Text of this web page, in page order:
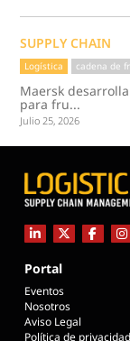
SUPPLY CHAIN
Logística cadena de
Maersk
para fru...
Julio 25, 2026
Portal
Eventos
Nosotros
Aviso Legal
Política de privacidad